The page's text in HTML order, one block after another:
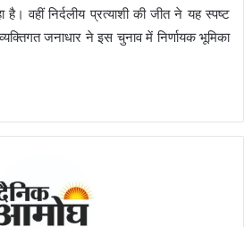
वहीं निर्दलीय प्रत्याशी की जीत ने यह स्पष्ट
जनाधार ने इस चुनाव में निर्णायक भूमिका